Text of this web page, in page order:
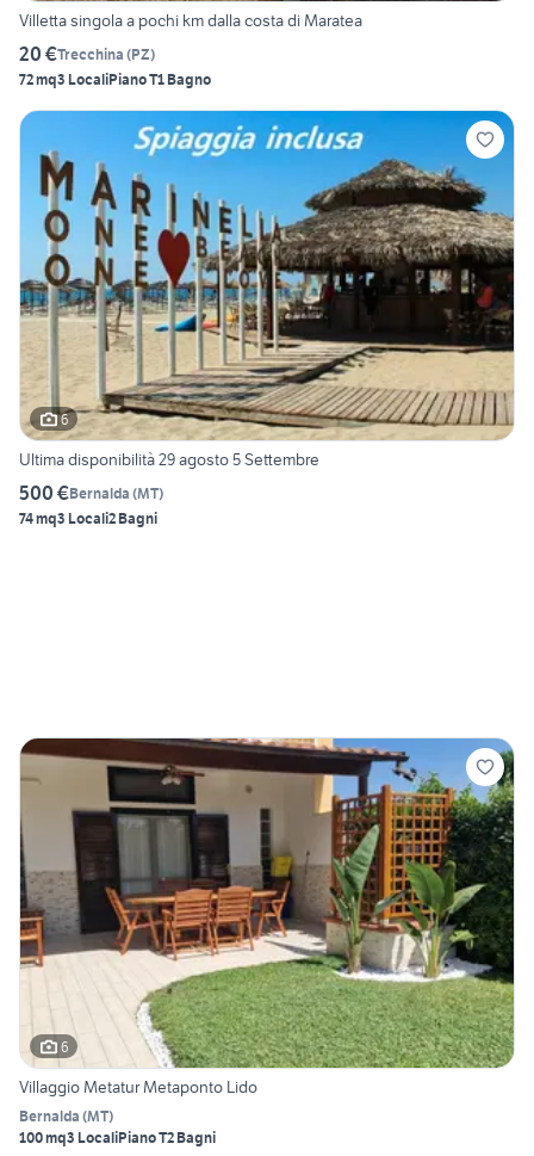
Villetta singola a pochi km dalla costa di Maratea
20 €Trecchina (PZ)
72 mq3 LocaliPiano T1 Bagno
6
Ultima disponibilità 29 agosto 5 Settembre
500 €Bernalda (MT)
74 mq3 Locali2 Bagni
6
Villaggio Metatur Metaponto Lido
Bernalda (MT)
100 mq3 LocaliPiano T2 Bagni